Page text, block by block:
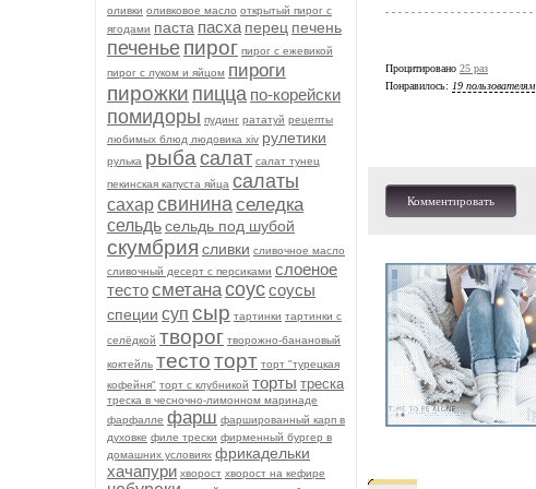
оливки оливковое масло открытый пирог с
ягодами паста пасха перец печень
печенье пирог пирог с ежевикой
пирог с луком и яйцом пироги
пирожки пицца по-корейски
помидоры пудинг рататуй рецепты
любимых блюд людовика xiv рулетики
рулька рыба салат салат тунец
пекинская капуста яйца салаты
сахарсвининаселедка
сельдьсельдь под шубой
скумбрия сливки сливочное масло
сливочный десерт с персиками слоеное
тестосметанасоуссоусы
специи суп сыр тартинки тартинки с
селёдкой творог творожно-банановый
коктейль тестоторт торт "турецкая
кофейня" торт с клубникой торты треска
треска в чесночно-лимонном маринаде
фарфалле фарш фаршированный карп в
духовке филе трески фирменный бургер в
домашних условиях фрикадельки
хачапури хворост хворост на кефире
Процитировано 25 раз
Понравилось: 19 пользователям
Комментировать